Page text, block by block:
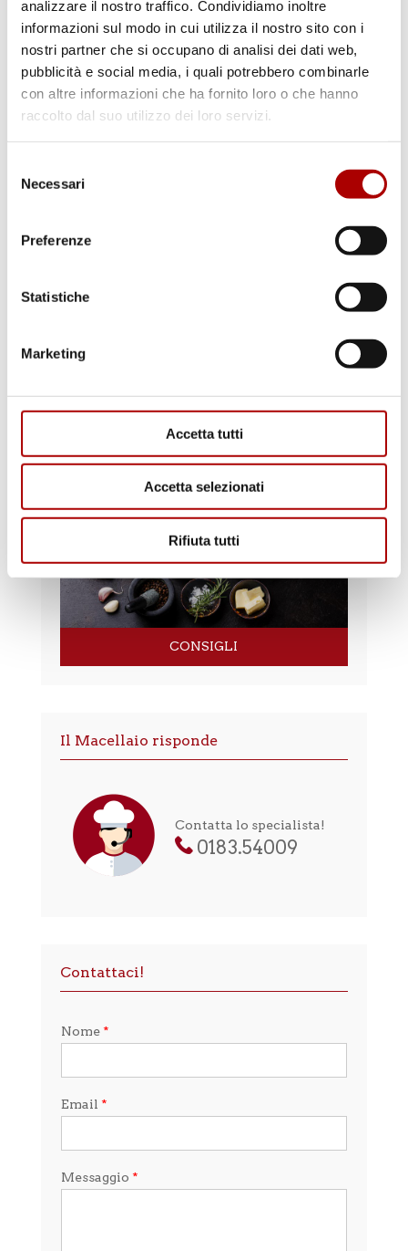
analizzare il nostro traffico. Condividiamo inoltre
informazioni sul modo in cui utilizza il nostro sito con i
nostri partner che si occupano di analisi dei dati web,
pubblicità e social media, i quali potrebbero combinarle
con altre informazioni che ha fornito loro o che hanno
raccolto dal suo utilizzo dei loro servizi.
delNecessari
Preferenze
Statistiche
Marketing
Accetta tutti
Accetta selezionati
Rifiuta tutti
Cerca
Categorie
RICETTE
CONSIGLI
Il Macellaio risponde
Contatta lo specialista!
0183.54009
Contattaci!
Nome *
Email *
Messaggio *